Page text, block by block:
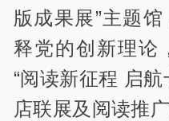
版成果展”主题
释党的创新理论
“阅读新征程 启
店联展及阅读推